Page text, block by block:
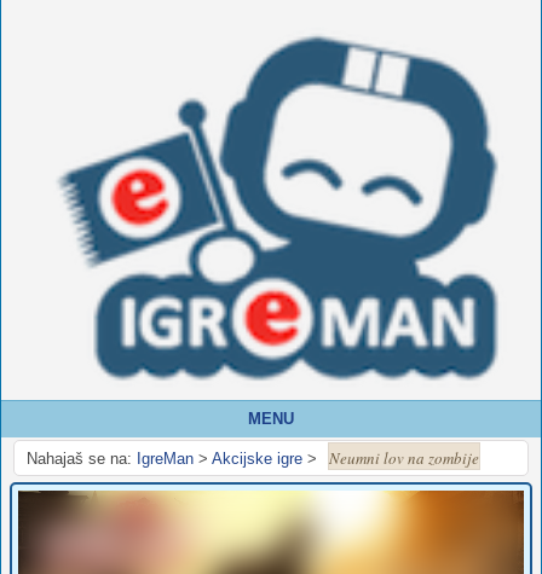
MENU
Nahajaš se na: IgreMan > Akcijske igre > Neumni lov na zombije